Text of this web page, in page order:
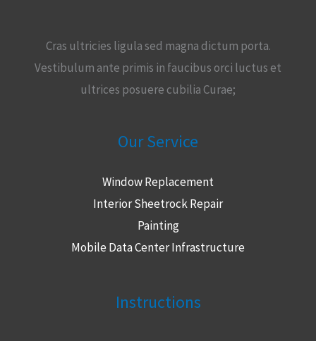
Cras ultricies ligula sed magna dictum porta.
Vestibulum ante primis in faucibus orci luctus et
ultrices posuere cubilia Curae;
Our Service
Window Replacement
Interior Sheetrock Repair
Painting
Mobile Data Center Infrastructure
Instructions